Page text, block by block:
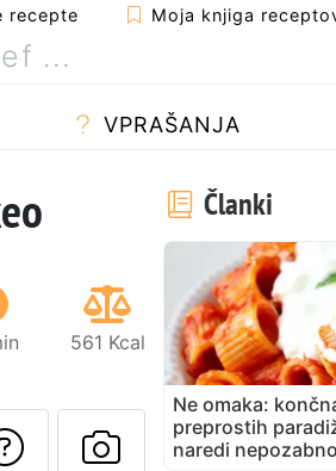
recepte Moja knjiga
VPRAŠANJA
561 Kcal
prijatelju
to stran
Postavite
Članki
Ne omaka:
preprostih
naredi